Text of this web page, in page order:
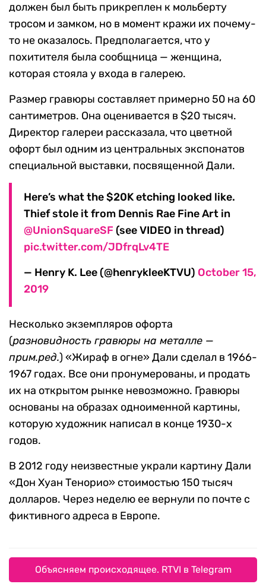
должен был быть прикреплен к мольберту
тросом и замком, но в момент кражи их почему-
то не оказалось. Предполагается, что у
похитителя была сообщница — женщина,
которая стояла у входа в галерею.
Размер гравюры составляет примерно 50 на 60
сантиметров. Она оценивается в $20 тысяч.
Директор галереи рассказала, что цветной
офорт был одним из центральных экспонатов
специальной выставки, посвященной Дали.
Here’s what the $20K etching looked like.
Thief stole it from Dennis Rae Fine Art in
@UnionSquareSF (see VIDEO in thread)
pic.twitter.com/JDfrqLv4TE
— Henry K. Lee (@henrykleeKTVU) October 15,
2019
Несколько экземпляров офорта
(разновидность гравюры на металле —
прим.ред.) «Жираф в огне» Дали сделал в 1966-
1967 годах. Все они пронумерованы, и продать
их на открытом рынке невозможно. Гравюры
основаны на образах одноименной картины,
которую художник написал в конце 1930-х
годов.
В 2012 году неизвестные украли картину Дали
«Дон Хуан Тенорио» стоимостью 150 тысяч
долларов. Через неделю ее вернули по почте с
фиктивного адреса в Европе.
Объясняем происходящее. RTVI в Telegram